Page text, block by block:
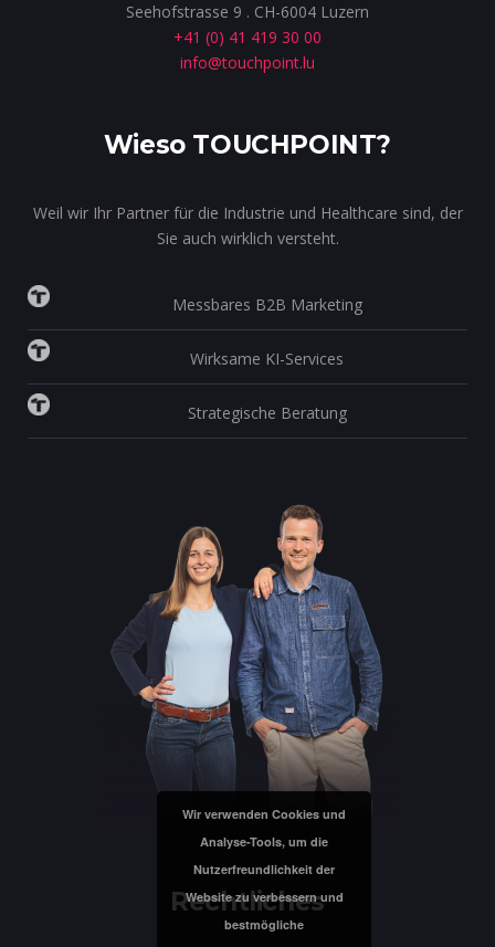
Seehofstrasse 9 . CH-6004 Luzern
+41 (0) 41 419 30 00
info@touchpoint.lu
Wieso TOUCHPOINT?
Weil wir Ihr Partner für die Industrie und Healthcare sind, der
Sie auch wirklich versteht.
Messbares B2B Marketing
Wirksame KI-Services
Strategische Beratung
Rechtliches
Wir verwenden Cookies und
Analyse-Tools, um die
Nutzerfreundlichkeit der
Website zu verbessern und
bestmögliche